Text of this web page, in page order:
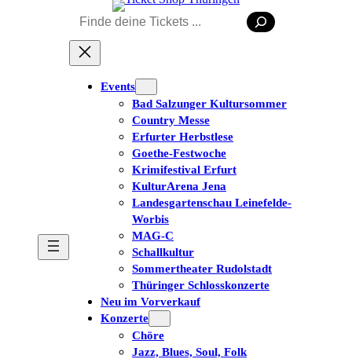
Suchen
Events
Bad Salzunger Kultursommer
Country Messe
Erfurter Herbstlese
Goethe-Festwoche
Krimifestival Erfurt
KulturArena Jena
Landesgartenschau Leinefelde-
Worbis
MAG-C
Schallkultur
Sommertheater Rudolstadt
Thüringer Schlosskonzerte
Neu im Vorverkauf
Konzerte
Chöre
Jazz, Blues, Soul, Folk